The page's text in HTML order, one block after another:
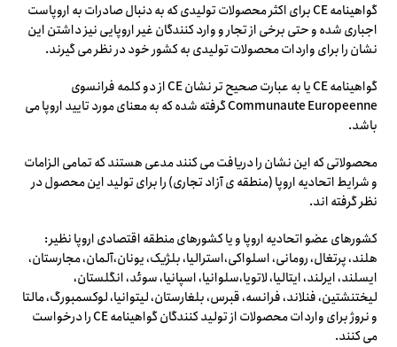
گواهینامه CE برای اکثر محصولات تولیدی که به دنبال صادرات به اروپاست
اجباری شده و حتی برخی از تجار و وارد کنندگان غیر اروپایی نیز داشتن این
نشان را برای واردات محصولات تولیدی به کشور خود در نظر می گیرند.
گواهینامه CE یا به عبارت صحیح تر نشان CE از دو کلمه فرانسوی
Communaute Europeenne گرفته شده که به معنای مورد تایید اروپا می
باشد.
محصولاتی که این نشان را دریافت می کنند مدعی هستند که تمامی الزامات
و شرایط اتحادیه اروپا (منطقه ی آزاد تجاری) را برای تولید این محصول در
نظر گرفته اند.
کشورهای عضو اتحادیه اروپا و یا کشورهای منطقه اقتصادی اروپا نظیر:
هلند، پرتغال، رومانی، اسلواکی،استرالیا، بلژیک، یونان،آلمان، مجارستان،
ایسلند، ایرلند، ایتالیا، لاتویا،سلوانیا، اسپانیا، سوئد، انگلستان،
لیختنشتین، فنلاند، فرانسه، قبرس، بلغارستان، لیتوانیا، لوکسمبورگ، مالتا
و نروژ برای واردات محصولات از تولید کنندگان گواهینامه CE را درخواست
می کنند.